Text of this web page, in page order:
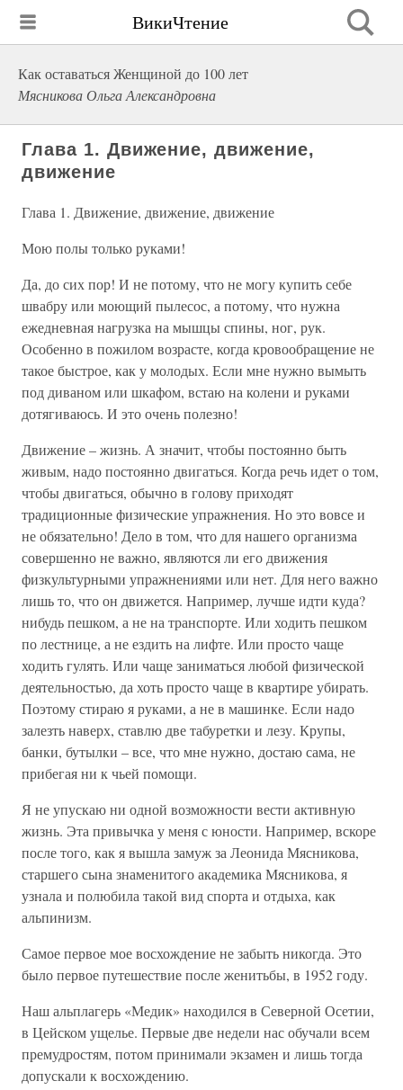
ВикиЧтение
Как оставаться Женщиной до 100 лет
Мясникова Ольга Александровна
Глава 1. Движение, движение,
движение
Глава 1. Движение, движение, движение
Мою полы только руками!
Да, до сих пор! И не потому, что не могу купить себе
швабру или моющий пылесос, а потому, что нужна
ежедневная нагрузка на мышцы спины, ног, рук.
Особенно в пожилом возрасте, когда кровообращение не
такое быстрое, как у молодых. Если мне нужно вымыть
под диваном или шкафом, встаю на колени и руками
дотягиваюсь. И это очень полезно!
Движение – жизнь. А значит, чтобы постоянно быть
живым, надо постоянно двигаться. Когда речь идет о том,
чтобы двигаться, обычно в голову приходят
традиционные физические упражнения. Но это вовсе и
не обязательно! Дело в том, что для нашего организма
совершенно не важно, являются ли его движения
физкультурными упражнениями или нет. Для него важно
лишь то, что он движется. Например, лучше идти куда?
нибудь пешком, а не на транспорте. Или ходить пешком
по лестнице, а не ездить на лифте. Или просто чаще
ходить гулять. Или чаще заниматься любой физической
деятельностью, да хоть просто чаще в квартире убирать.
Поэтому стираю я руками, а не в машинке. Если надо
залезть наверх, ставлю две табуретки и лезу. Крупы,
банки, бутылки – все, что мне нужно, достаю сама, не
прибегая ни к чьей помощи.
Я не упускаю ни одной возможности вести активную
жизнь. Эта привычка у меня с юности. Например, вскоре
после того, как я вышла замуж за Леонида Мясникова,
старшего сына знаменитого академика Мясникова, я
узнала и полюбила такой вид спорта и отдыха, как
альпинизм.
Самое первое мое восхождение не забыть никогда. Это
было первое путешествие после женитьбы, в 1952 году.
Наш альплагерь «Медик» находился в Северной Осетии,
в Цейском ущелье. Первые две недели нас обучали всем
премудростям, потом принимали экзамен и лишь тогда
допускали к восхождению.